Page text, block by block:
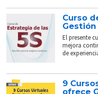
Curso
El presente
mejora
de
9
ofrece